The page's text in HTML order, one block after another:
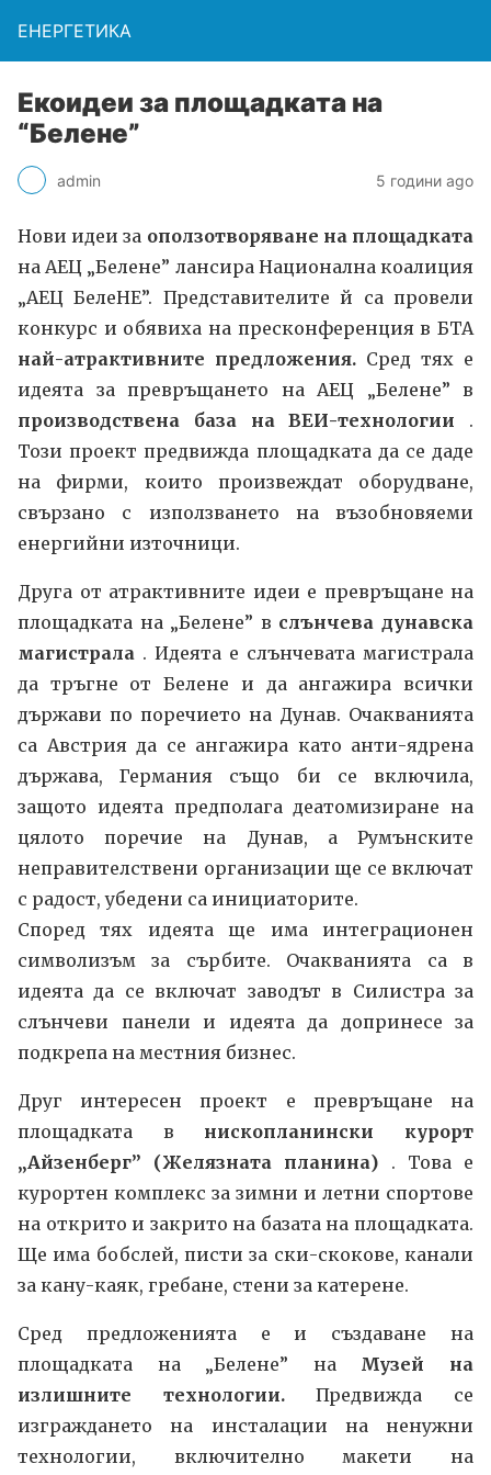
ЕНЕРГЕТИКА
Eкоидеи за площадката на
“Белене”
admin 5 години ago
Нови идеи за оползотворяване на площадката
на АЕЦ „Белене” лансира Национална коалиция
„АЕЦ БелеНЕ”. Представителите й са провели
конкурс и обявиха на пресконференция в БТА
най-атрактивните предложения. Сред тях е
идеята за превръщането на АЕЦ „Белене” в
производствена база на ВЕИ-технологии .
Този проект предвижда площадката да се даде
на фирми, които произвеждат оборудване,
свързано с използването на възобновяеми
енергийни източници.
Друга от атрактивните идеи е превръщане на
площадката на „Белене” в слънчева дунавска
магистрала . Идеята е слънчевата магистрала
да тръгне от Белене и да ангажира всички
държави по поречието на Дунав. Очакванията
са Австрия да се ангажира като анти-ядрена
държава, Германия също би се включила,
защото идеята предполага деатомизиране на
цялото поречие на Дунав, а Румънските
неправителствени организации ще се включат
с радост, убедени са инициаторите.
Според тях идеята ще има интеграционен
символизъм за сърбите. Очакванията са в
идеята да се включат заводът в Силистра за
слънчеви панели и идеята да допринесе за
подкрепа на местния бизнес.
Друг интересен проект е превръщане на
площадката в нископланински курорт
„Айзенберг” (Желязната планина) . Това е
курортен комплекс за зимни и летни спортове
на открито и закрито на базата на площадката.
Ще има бобслей, писти за ски-скокове, канали
за кану-каяк, гребане, стени за катерене.
Сред предложенията е и създаване на
площадката на „Белене” на Музей на
излишните технологии.Предвижда се
изграждането на инсталации на ненужни
технологии, включително макети на